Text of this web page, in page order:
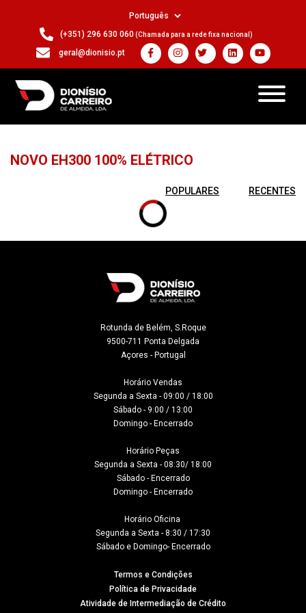
(+351) 296 630 060(Chamada para a rede fixa nacional)
geral@dionisio.pt
NOVO EH300 100% ELÉTRICO
POPULARES RECENTES
Rotunda de Belém, S.Roque
9500-711 Ponta Delgada
Açores - Portugal
Horário Vendas
Segunda a Sexta - 09:00 / 18:00
Sábado - 9:00 / 13:00
Domingo - Encerrado
Horário Peças
Segunda a Sexta - 08:30/ 18:00
Sábado - Encerrado
Domingo - Encerrado
Horário Oficina
Segunda a Sexta - 8:30 / 17:30
Sábado e Domingo- Encerrado
Termos e Condições
Política de Privacidade
Atividade de Intermediação de Crédito